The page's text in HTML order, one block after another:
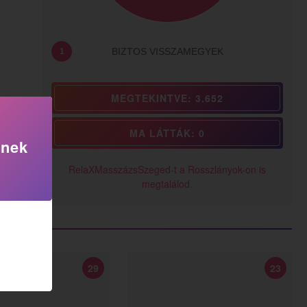
1 BIZTOS VISSZAMEGYEK
MEGTEKINTVE: 3.652
MA LÁTTÁK: 0
RelaXMasszázsSzeged-t a Rosszlányok-on is
megtalálod.
29 23